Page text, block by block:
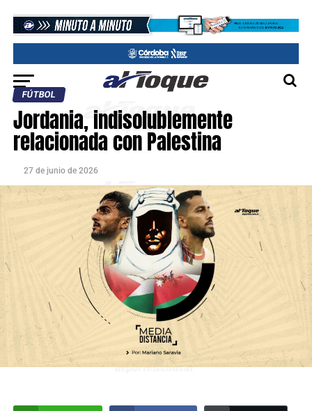
FÚTBOL
Jordania, indisolublemente
relacionada con Palestina
27 de junio de 2026